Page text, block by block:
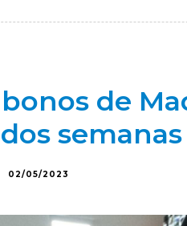
de
02/05/2023